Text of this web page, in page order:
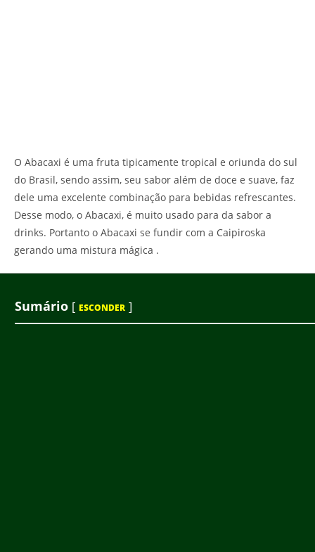
O Abacaxi é uma fruta tipicamente tropical e oriunda do sul
do Brasil, sendo assim, seu sabor além de doce e suave, faz
dele uma excelente combinação para bebidas refrescantes.
Desse modo, o Abacaxi, é muito usado para da sabor a
drinks. Portanto o Abacaxi se fundir com a Caipiroska
gerando uma mistura mágica .
Sumário [ ESCONDER ]